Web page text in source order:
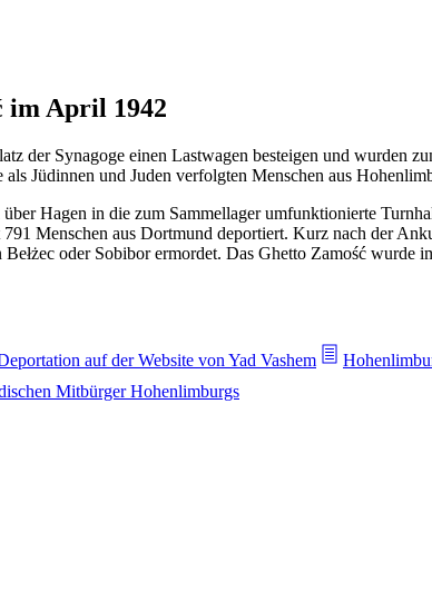
im April 1942
der Synagoge einen Lastwagen besteigen und wurden
Jüdinnen und Juden verfolgten Menschen aus
Hagen in die zum Sammellager umfunktionierte
Menschen aus Dortmund deportiert. Kurz nach der
oder Sobibor ermordet. Das Ghetto Zamość wurde
auf der Website von Yad Vashem
Mitbürger Hohenlimburgs